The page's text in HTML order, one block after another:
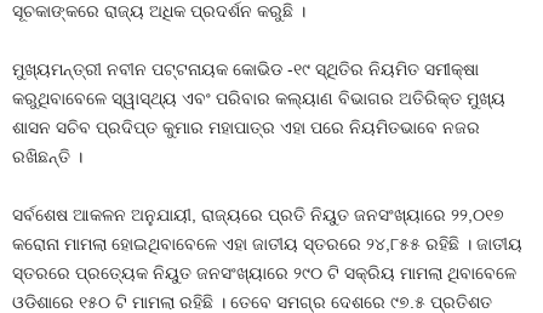
ସୂଚକାଙ୍କରେ ରାଜ୍ୟ ଅଧିକ ପ୍ରଦର୍ଶନ କରୁଛି ।
ମୁଖ୍ୟମନ୍ତ୍ରୀ ନବୀନ ପଟ୍ଟନାୟକ କୋଭିଡ -୧୯ ସ୍ଥିତିର ନିୟମିତ ସମୀକ୍ଷା
କରୁଥିବାବେଳେ ସ୍ୱାସ୍ଥ୍ୟ ଏବଂ ପରିବାର କଲ୍ୟାଣ ବିଭାଗର ଅତିରିକ୍ତ ମୁଖ୍ୟ
ଶାସନ ସଚିବ ପ୍ରଦିପ୍ତ କୁମାର ମହାପାତ୍ର ଏହା ପରେ ନିୟମିତଭାବେ ନଜର
ରଖିଛନ୍ତି ।
ସର୍ବଶେଷ ଆକଳନ ଅନୁଯାୟୀ, ରାଜ୍ୟରେ ପ୍ରତି ନିୟୁତ ଜନସଂଖ୍ୟାରେ ୨୨,୦୧୭
କରୋନା ମାମଲା ହୋଇଥିବାବେଳେ ଏହା ଜାତୀୟ ସ୍ତରରେ ୨୪,୮୫୫ ରହିଛି । ଜାତୀୟ
ସ୍ତରରେ ପ୍ରତ୍ୟେକ ନିୟୁତ ଜନସଂଖ୍ୟାରେ ୨୯୦ ଟି ସକ୍ରିୟ ମାମଲା ଥିବାବେଳେ
ଓଡିଶାରେ ୧୫୦ ଟି ମାମଲା ରହିଛି । ତେବେ ସମଗ୍ର ଦେଶରେ ୯୭.୫ ପ୍ରତିଶତ